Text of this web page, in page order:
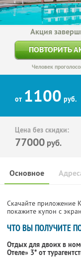
Акция
ПОВТОРИТЬ
Человек
от 1100 руб.
Цена без скидки:
77000 руб.
Основное
Скачайте приложение
покажите купон с
ЧТО ВЫ ПОЛУЧИТЕ
Отдых для двоих в
Отеле» 3* от